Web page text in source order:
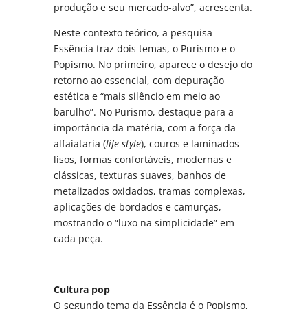
produção e seu mercado-alvo”, acrescenta.
Neste contexto teórico, a pesquisa
Essência traz dois temas, o Purismo e o
Popismo. No primeiro, aparece o desejo do
retorno ao essencial, com depuração
estética e “mais silêncio em meio ao
barulho”. No Purismo, destaque para a
importância da matéria, com a força da
alfaiataria (life style), couros e laminados
lisos, formas confortáveis, modernas e
clássicas, texturas suaves, banhos de
metalizados oxidados, tramas complexas,
aplicações de bordados e camurças,
mostrando o “luxo na simplicidade” em
cada peça.
Cultura pop
O segundo tema da Essência é o Popismo,